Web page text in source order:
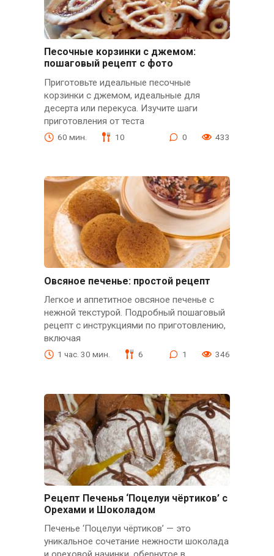
Песочные корзинки с джемом:
пошаговый рецепт с фото
Приготовьте идеальные песочные
корзинки с джемом, идеальные для
десерта или перекуса. Изучите шаги
приготовления от теста
60 мин. 10 0 433
Овсяное печенье: простой рецепт
Легкое и аппетитное овсяное печенье с
нежной текстурой. Подробный пошаговый
рецепт с инструкциями по приготовлению,
включая
1 час. 30 мин. 6 1 346
Рецепт Печенья ‘Поцелуи чёртиков’ с
Орехами и Шоколадом
Печенье ‘Поцелуи чёртиков’ — это
уникальное сочетание нежности шоколада